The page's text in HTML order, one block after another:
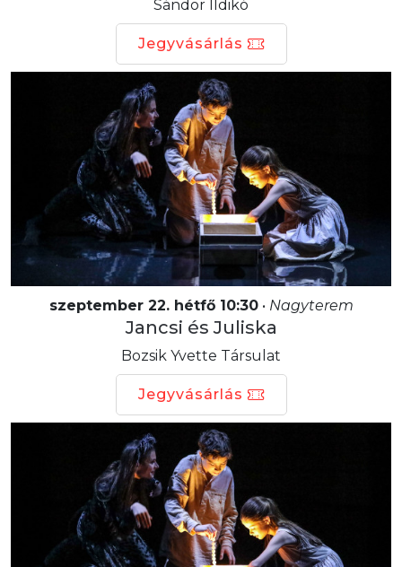
Sándor Ildikó
Jegyvásárlás
szeptember 22. hétfő 10:30• Nagyterem
Jancsi és Juliska
Bozsik Yvette Társulat
Jegyvásárlás